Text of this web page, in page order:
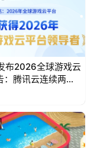
布2026全球游戏云
：腾讯云连续两年
者”象限